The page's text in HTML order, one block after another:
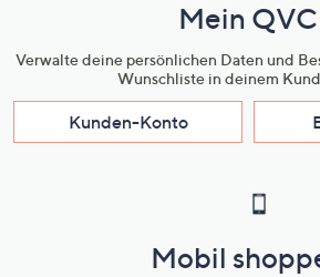
Mein QVC
Verwalte deine persönlichen Daten und
Wunschliste in deinem
Kunden-Konto
Mobil